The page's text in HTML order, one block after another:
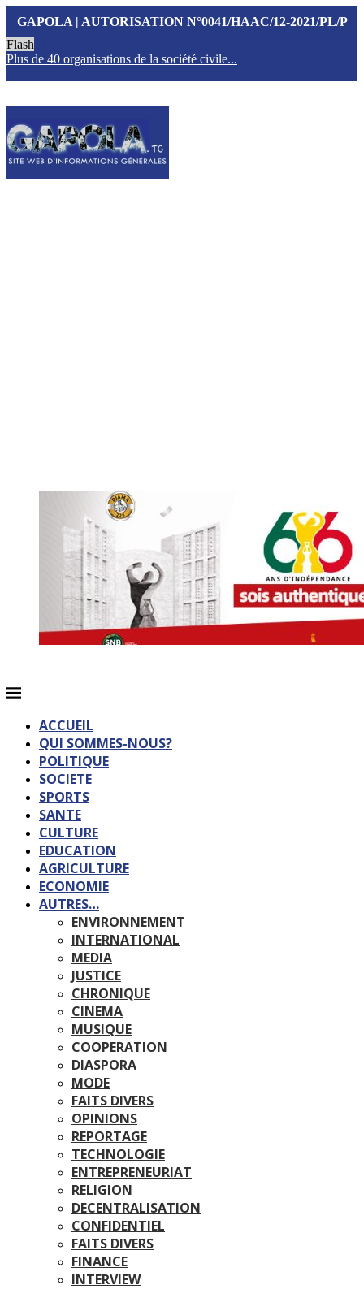
GAPOLA | AUTORISATION N°0041/HAAC/12-2021/PL/P
Flash
Plus de 40 organisations de la société civile...
ACCUEIL
QUI SOMMES-NOUS?
POLITIQUE
SOCIETE
SPORTS
SANTE
CULTURE
EDUCATION
AGRICULTURE
ECONOMIE
AUTRES…
ENVIRONNEMENT
INTERNATIONAL
MEDIA
JUSTICE
CHRONIQUE
CINEMA
MUSIQUE
COOPERATION
DIASPORA
MODE
FAITS DIVERS
OPINIONS
REPORTAGE
TECHNOLOGIE
ENTREPRENEURIAT
RELIGION
DECENTRALISATION
CONFIDENTIEL
FAITS DIVERS
FINANCE
INTERVIEW